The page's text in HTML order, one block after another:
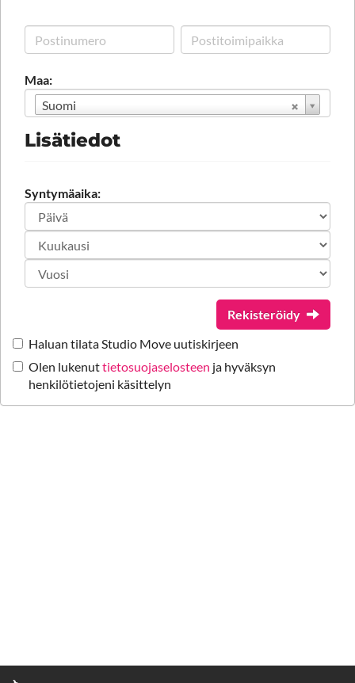
Maa:
Suomi
Lisätiedot
Syntymäaika:
Rekisteröidy
Haluan tilata Studio Move uutiskirjeen
Olen lukenuttietosuojaselosteen ja hyväksyn
henkilötietojeni käsittelyn